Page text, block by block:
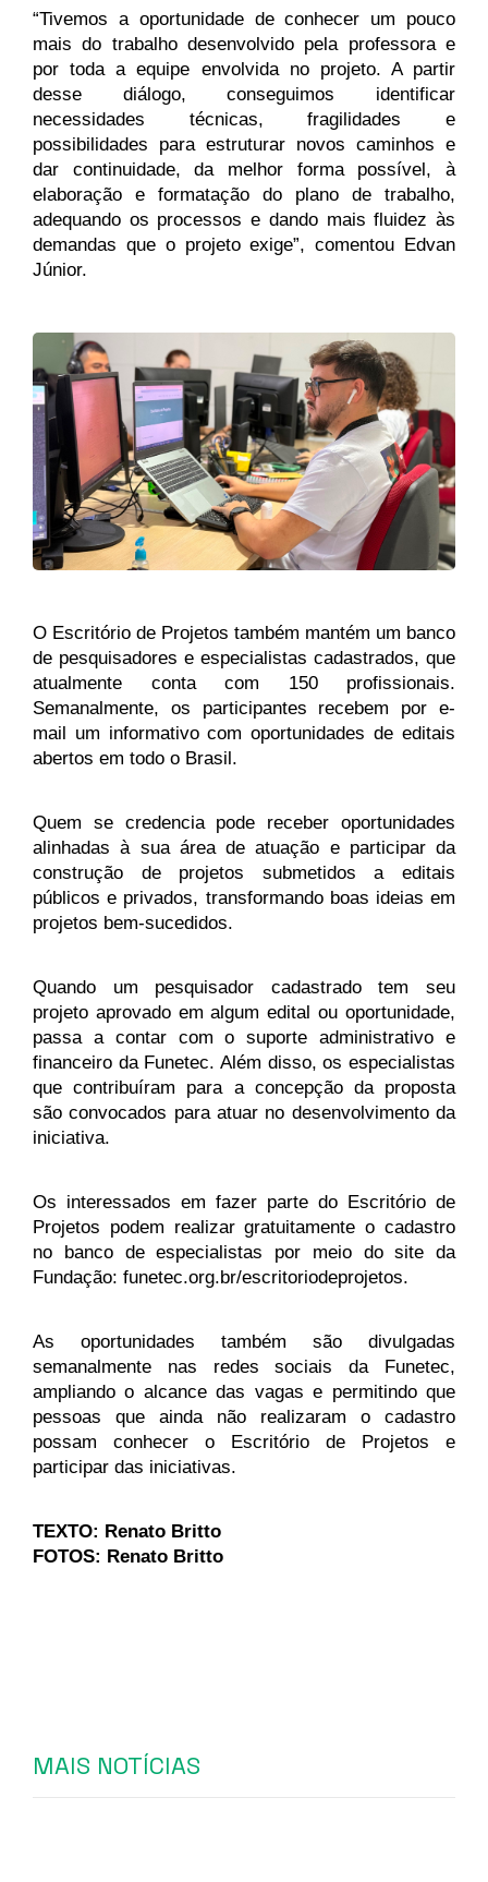
“Tivemos a oportunidade de conhecer um pouco
mais do trabalho desenvolvido pela professora e
por toda a equipe envolvida no projeto. A partir
desse diálogo, conseguimos identificar
necessidades técnicas, fragilidades e
possibilidades para estruturar novos caminhos e
dar continuidade, da melhor forma possível, à
elaboração e formatação do plano de trabalho,
adequando os processos e dando mais fluidez às
demandas que o projeto exige”, comentou Edvan
Júnior.
O Escritório de Projetos também mantém um banco
de pesquisadores e especialistas cadastrados, que
atualmente conta com 150 profissionais.
Semanalmente, os participantes recebem por e-
mail um informativo com oportunidades de editais
abertos em todo o Brasil.
Quem se credencia pode receber oportunidades
alinhadas à sua área de atuação e participar da
construção de projetos submetidos a editais
públicos e privados, transformando boas ideias em
projetos bem-sucedidos.
Quando um pesquisador cadastrado tem seu
projeto aprovado em algum edital ou oportunidade,
passa a contar com o suporte administrativo e
financeiro da Funetec. Além disso, os especialistas
que contribuíram para a concepção da proposta
são convocados para atuar no desenvolvimento da
iniciativa.
Os interessados em fazer parte do Escritório de
Projetos podem realizar gratuitamente o cadastro
no banco de especialistas por meio do site da
Fundação: funetec.org.br/escritoriodeprojetos.
As oportunidades também são divulgadas
semanalmente nas redes sociais da Funetec,
ampliando o alcance das vagas e permitindo que
pessoas que ainda não realizaram o cadastro
possam conhecer o Escritório de Projetos e
participar das iniciativas.
TEXTO: Renato Britto
FOTOS: Renato Britto
MAIS NOTÍCIAS